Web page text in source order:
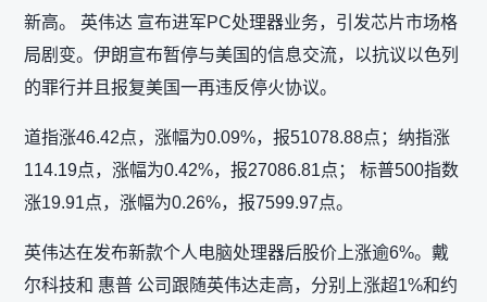
新高。 英伟达 宣布进军PC处理器业务，引发芯片市场格
局剧变。伊朗宣布暂停与美国的信息交流，以抗议以色列
的罪行并且报复美国一再违反停火协议。
道指涨46.42点，涨幅为0.09%，报51078.88点；纳指涨
114.19点，涨幅为0.42%，报27086.81点； 标普500指数
涨19.91点，涨幅为0.26%，报7599.97点。
英伟达在发布新款个人电脑处理器后股价上涨逾6%。戴
尔科技和 惠普 公司跟随英伟达走高，分别上涨超1%和约